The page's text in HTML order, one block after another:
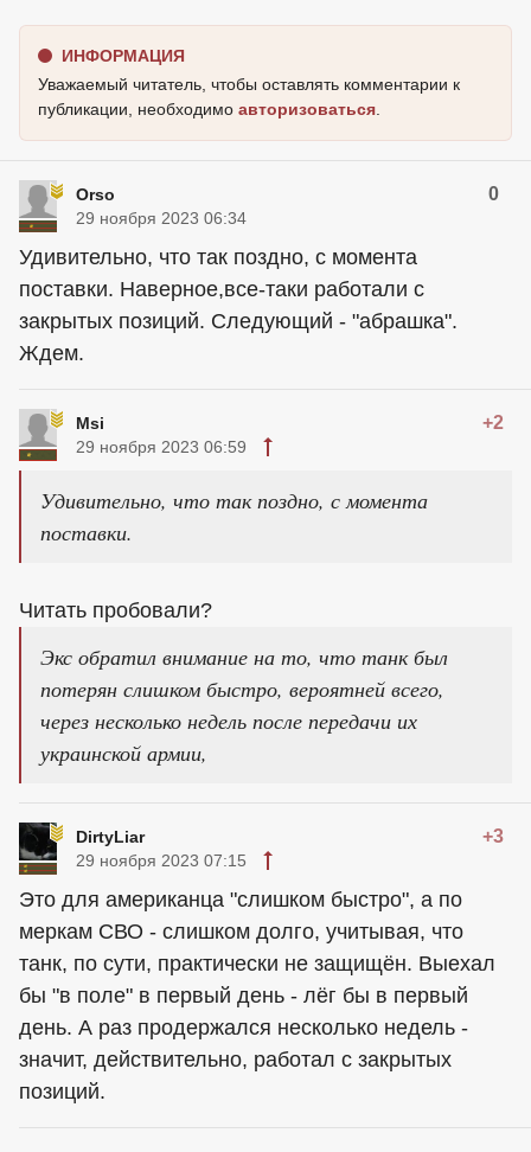
ИНФОРМАЦИЯ
Уважаемый читатель, чтобы оставлять комментарии к
публикации, необходимо авторизоваться
Orso 0
29 ноября 2023 06:34
Удивительно, что так поздно, с момента
поставки. Наверное,все-таки работали с
закрытых позиций. Следующий - "абрашка".
Ждем.
Msi +2
29 ноября 2023 06:59
Удивительно, что так поздно, с момента
поставки.
Читать пробовали?
Экс обратил внимание на то, что танк был
потерян слишком быстро, вероятней всего,
через несколько недель после передачи их
украинской армии,
DirtyLiar +3
29 ноября 2023 07:15
Это для американца "слишком быстро", а по
меркам СВО - слишком долго, учитывая, что
танк, по сути, практически не защищён. Выехал
бы "в поле" в первый день - лёг бы в первый
день. А раз продержался несколько недель -
значит, действительно, работал с закрытых
позиций.